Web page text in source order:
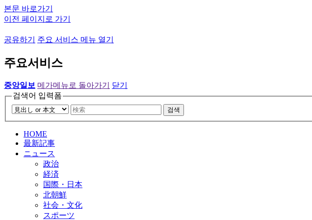
본문 바로가기
이전 페이지로 가기
공유하기 주요 서비스 메뉴 열기
주요서비스
중앙일보 메가메뉴로 돌아가기
닫기
검색어 입력폼
검색
HOME
最新記事
ニュース
政治
経済
国際・日本
北朝鮮
社会・文化
スポーツ